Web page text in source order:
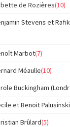
de Rozières(10)
Stevens et
Marbot(7)
Méaulle(10)
Buckingham
et Benoit Palusinski
Brûlard(5)